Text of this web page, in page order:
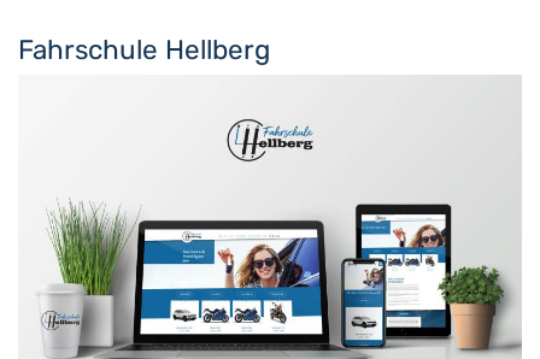
Fahrschule Hellberg